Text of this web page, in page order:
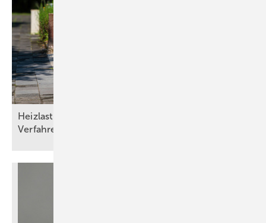
Heizlasten nach DIN/TS ­12831­-1:2020-04: Drei
Verfahren und die Qual der